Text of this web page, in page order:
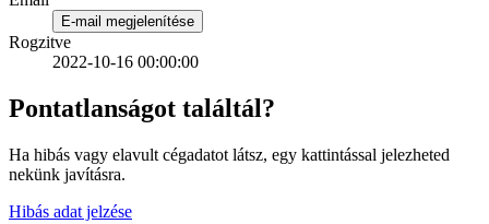
E-mail megjelenítése
Rogzitve
2022-10-16 00:00:00
Pontatlanságot találtál?
Ha hibás vagy elavult cégadatot látsz, egy kattintással jelezheted
nekünk javításra.
Hibás adat jelzése